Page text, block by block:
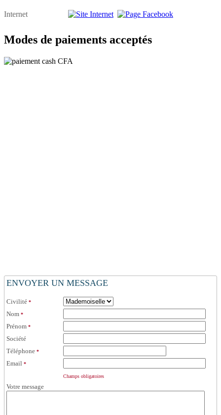
Internet
Modes de paiements acceptés
ENVOYER UN MESSAGE
Civilité *
Nom *
Prénom *
Société
Téléphone *
Email *
Champs obligatoires
Votre message